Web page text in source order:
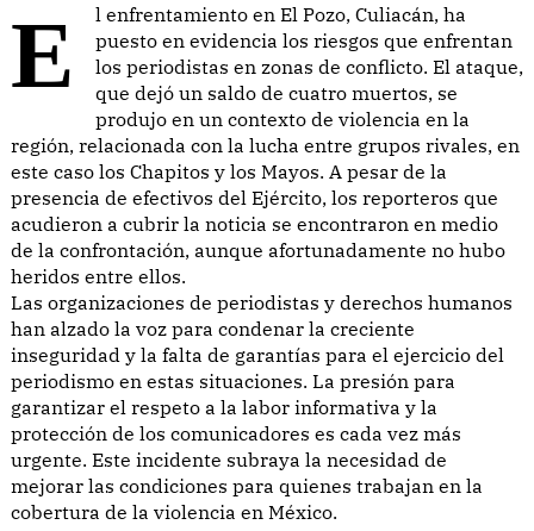
El enfrentamiento en El Pozo, Culiacán, ha
puesto en evidencia los riesgos que enfrentan
los periodistas en zonas de conflicto. El ataque,
que dejó un saldo de cuatro muertos, se
produjo en un contexto de violencia en la
región, relacionada con la lucha entre grupos rivales, en
este caso los Chapitos y los Mayos. A pesar de la
presencia de efectivos del Ejército, los reporteros que
acudieron a cubrir la noticia se encontraron en medio
de la confrontación, aunque afortunadamente no hubo
heridos entre ellos.
Las organizaciones de periodistas y derechos humanos
han alzado la voz para condenar la creciente
inseguridad y la falta de garantías para el ejercicio del
periodismo en estas situaciones. La presión para
garantizar el respeto a la labor informativa y la
protección de los comunicadores es cada vez más
urgente. Este incidente subraya la necesidad de
mejorar las condiciones para quienes trabajan en la
cobertura de la violencia en México.